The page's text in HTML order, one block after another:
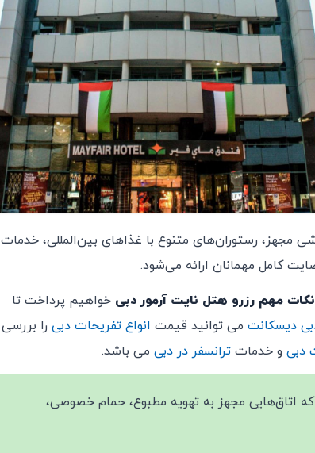
رستوران‌های متنوع با غذاهای بین‌المللی، خدمات
کامل مهمانان ارائه می‌شود.
مهم رزرو هتل نایت آرمور دبی خواهیم پرداخت تا
دیسکانت می توانید قیمت انواع تفریحات دبی را بررسی
دبی و خدمات ترانسفر در دبی می باشد.
اتاق‌هایی مجهز به تهویه مطبوع، حمام خصوصی،